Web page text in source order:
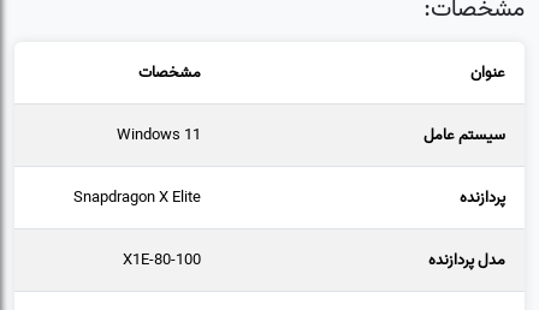
مشخصات:
عنوان مشخصات
سیستم عامل Windows 11
پردازنده Snapdragon X Elite
مدل پردازنده X1E-80-100